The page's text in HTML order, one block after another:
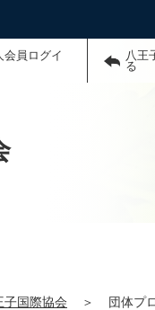
会員ログイ
八王
る
子国際協会 ＞ 団体プ